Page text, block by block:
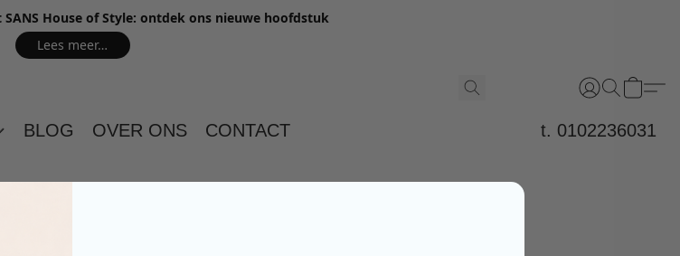
House of Style: ontdek ons nieuwe hoofdstuk
Lees meer…
BLOG OVER ONS CONTACT t. 0102236031